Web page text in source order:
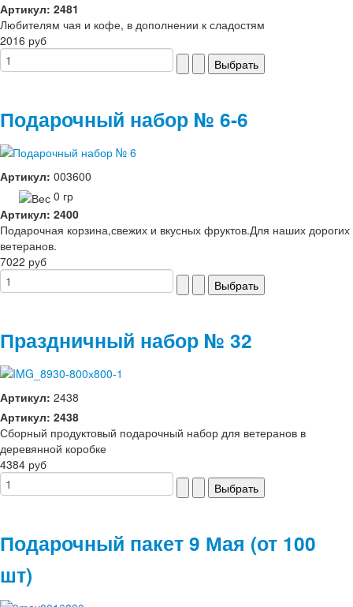
Артикул: 2481
Любителям чая и кофе, в дополнении к сладостям
2016 руб
Подарочный набор № 6-6
Артикул: 003600
0 гр
Артикул: 2400
Подарочная корзина,свежих и вкусных фруктов.Для наших дорогих
ветеранов.
7022 руб
Праздничный набор № 32
Артикул: 2438
Артикул: 2438
Сборный продуктовый подарочный набор для ветеранов в
деревянной коробке
4384 руб
Подарочный пакет 9 Мая (от 100
шт)